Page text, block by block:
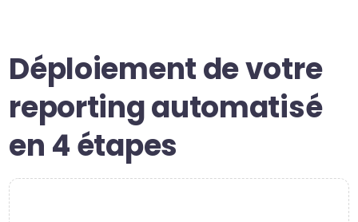
Déploiement de votre
reporting automatisé
en 4 étapes